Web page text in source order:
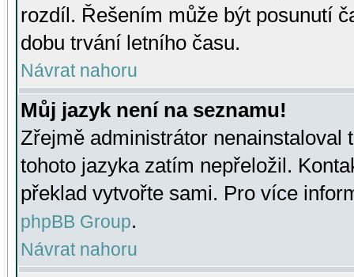
rozdíl. Řešením může být posunutí
dobu trvání letního času.
Návrat nahoru
Můj jazyk není na seznamu!
Zřejmě administrátor nenainstaloval
tohoto jazyka zatím nepřeložil.
překlad vytvořte sami. Pro více
phpBB Group.
Návrat nahoru